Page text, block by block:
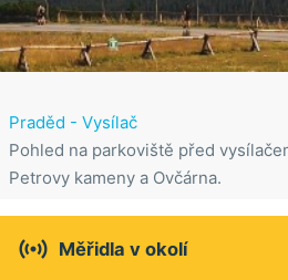
Praděd - Vysílač
Pohled na parkoviště před
Petrovy kameny a Ovčárna.
 Měřidla v okolí